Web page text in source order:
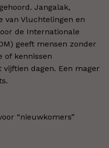
Jangalak,
van Vluchtelingen en
de Internationale
geeft mensen zonder
of kennissen
dagen. Een mager
“nieuwkomers”